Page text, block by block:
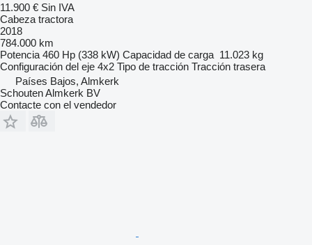
11.900 € Sin IVA
Cabeza tractora
2018
784.000 km
Potencia 460 Hp (338 kW) Capacidad de carga 11.023 kg
Configuración del eje 4x2 Tipo de tracción Tracción trasera
Países Bajos, Almkerk
Schouten Almkerk BV
Contacte con el vendedor